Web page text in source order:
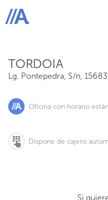
ABANCA
TORDOIA
Lg. Pontepedra, S/n, 15683
Oficina con horario
Dispone de cajero
Si
Lg. Pontepedra, S/n,